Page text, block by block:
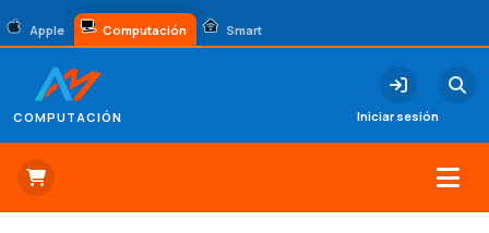
Apple Computación Smart
COMPUTACIÓN Iniciar sesión